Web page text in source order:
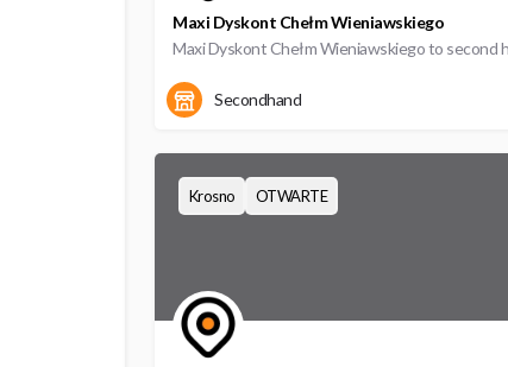
Maxi Dyskont Chełm Wieniawskiego
Secondhand
Krosno OTWARTE